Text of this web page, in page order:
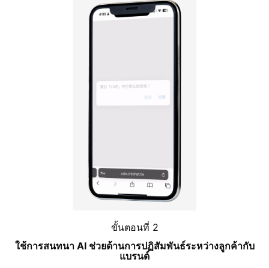
ขั้นตอนที่ 2
ใช้การสนทนา AI ช่วยด้านการปฏิสัมพันธ์ระหว่างลูกค้ากับ
แบรนด์